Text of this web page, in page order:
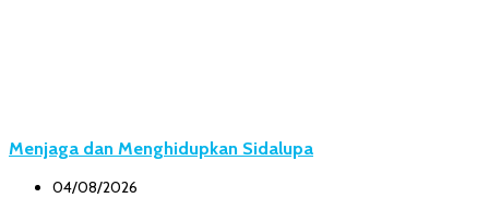
Menjaga dan Menghidupkan Sidalupa
04/08/2026